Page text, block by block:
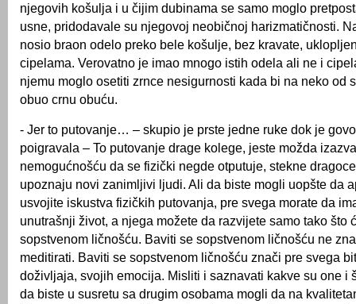
njegovih košulja i u čijim dubinama se samo moglo
usne, pridodavale su njegovoj neobičnoj harizmatičnosti.
nosio braon odelo preko bele košulje, bez kravate,
cipelama. Verovatno je imao mnogo istih odela ali ne i
njemu moglo osetiti zrnce nesigurnosti kada bi na neko od
obuo crnu obuću.
- Jer to putovanje… – skupio je prste jedne ruke dok je
poigravala – To putovanje drage kolege, jeste možda
nemogućnošću da se fizički negde otputuje, stekne
upoznaju novi zanimljivi ljudi. Ali da biste mogli uopšte da
usvojite iskustva fizičkih putovanja, pre svega morate da
unutrašnji život, a njega možete da razvijete samo tako što
sopstvenom ličnošću. Baviti se sopstvenom ličnošću ne
meditirati. Baviti se sopstvenom ličnošću znači pre svega
doživljaja, svojih emocija. Misliti i saznavati kakve su one i
da biste u susretu sa drugim osobama mogli da na